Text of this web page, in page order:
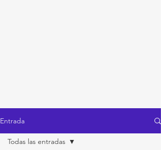
Entrada
Todas las entradas